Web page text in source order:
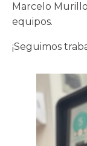
Marcelo
equipos.
¡Seguimos